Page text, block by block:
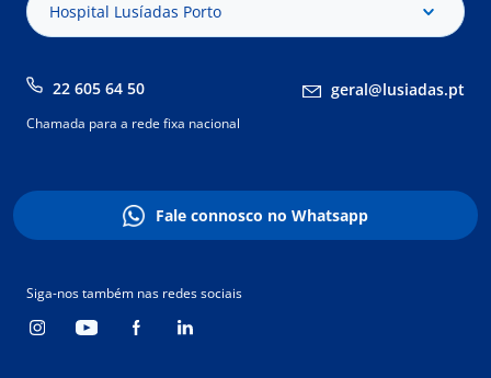
Hospital Lusíadas Porto
22 605 64 50 geral@lusiadas.pt
Chamada para a rede fixa nacional
Fale connosco no Whatsapp
Siga-nos também nas redes sociais